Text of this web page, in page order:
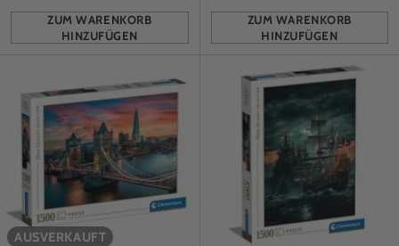
ZUM WARENKORB
HINZUFÜGEN
Anzahl
ZUM WARENKORB
HINZUFÜGEN
Anzahl
AUSVERKAUFT